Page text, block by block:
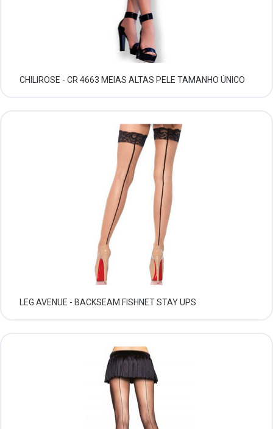
CHILIROSE - CR 4663 MEIAS ALTAS PELE TAMANHO ÚNICO
LEG AVENUE - BACKSEAM FISHNET STAY UPS